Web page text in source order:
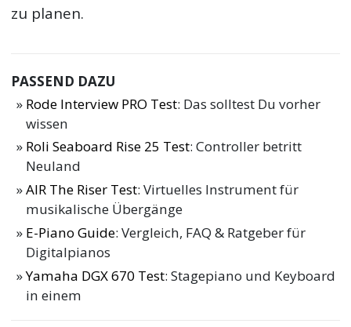
zu planen.
PASSEND DAZU
Rode Interview PRO Test: Das solltest Du vorher
wissen
Roli Seaboard Rise 25 Test: Controller betritt
Neuland
AIR The Riser Test: Virtuelles Instrument für
musikalische Übergänge
E-Piano Guide: Vergleich, FAQ & Ratgeber für
Digitalpianos
Yamaha DGX 670 Test: Stagepiano und Keyboard
in einem